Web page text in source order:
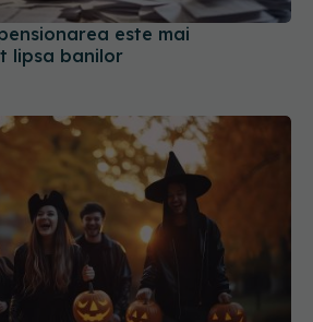
teamă de Halloween